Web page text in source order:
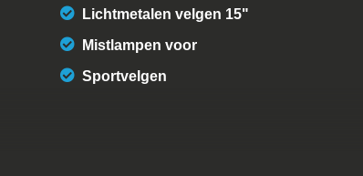
Lichtmetalen velgen 15"
Mistlampen voor
Sportvelgen